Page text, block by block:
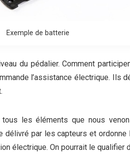
Exemple de batterie
du pédalier. Comment
l’assistance électrique. Ils
les éléments que nous
délivré par les capteurs et ordonne
électrique. On pourrait le qualifier